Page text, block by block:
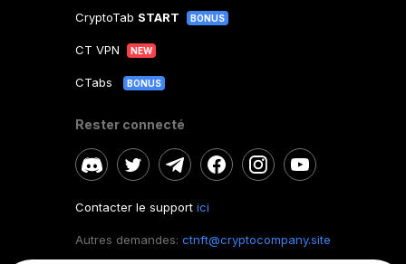
CryptoTab START BONUS
CT VPN NEW
CTabs BONUS
Rester connecté
Contacter le support ici
Autres demandes: ctnft@cryptocompany.site